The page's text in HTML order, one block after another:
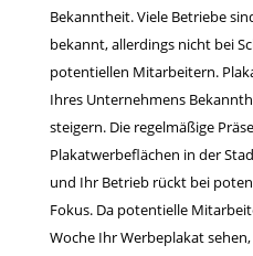
Bekanntheit. Viele Betriebe
bekannt, allerdings nicht bei
potentiellen Mitarbeitern.
Ihres Unternehmens
steigern. Die regelmäßige
Plakatwerbeflächen in der
und Ihr Betrieb rückt bei
Fokus. Da potentielle
Woche Ihr Werbeplakat